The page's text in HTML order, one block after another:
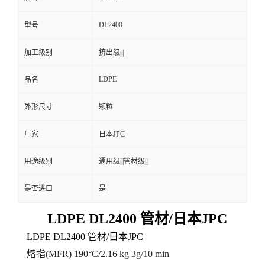
型号 DL2400
加工级别 挤出级|||
品名 LDPE
外形尺寸 颗粒
厂家 日本JPC
用途级别 通用级|||管材级|||
是否进口 是
LDPE DL2400 管材/日本JPC
LDPE DL2400 管材/日本JPC
熔指(MFR) 190°C/2.16 kg 3g/10 min